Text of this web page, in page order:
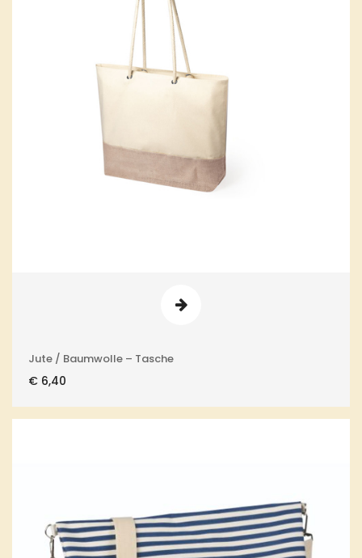
Jute / Baumwolle – Tasche
€ 6,40